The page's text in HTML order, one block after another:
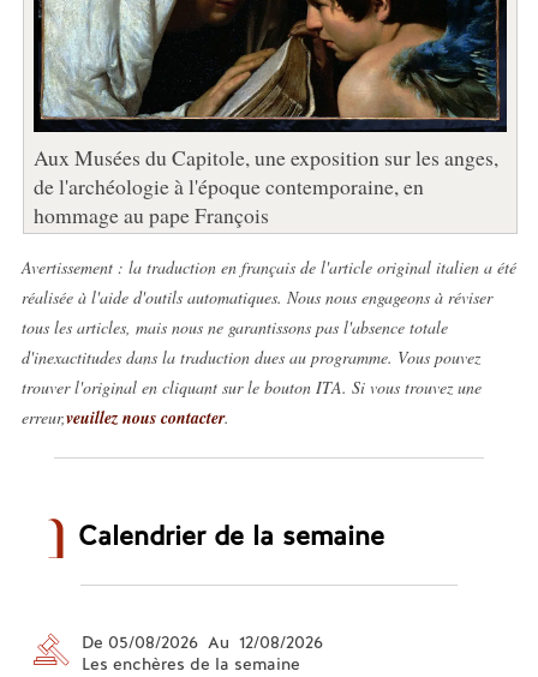
Aux Musées du Capitole, une exposition sur les anges,
de l'archéologie à l'époque contemporaine, en
hommage au pape François
Avertissement : la traduction en français de l'article original italien a été
réalisée à l'aide d'outils automatiques. Nous nous engageons à réviser
tous les articles, mais nous ne garantissons pas l'absence totale
d'inexactitudes dans la traduction dues au programme. Vous pouvez
trouver l'original en cliquant sur le bouton ITA. Si vous trouvez une
erreur,veuillez nous contacter.
Calendrier de la semaine
De 05/08/2026 Au 12/08/2026
Les enchères de la semaine